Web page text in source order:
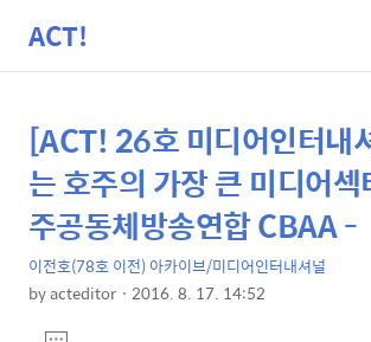
ACT!
상
세
컨
텐
츠
본
문
제
목
[ACT! 26호 미디어인터내
는 호주의 가장 큰 미디어
주공동체방송연합 CBAA -
이전호(78호 이전) 아카이브/미디어인터내셔널
byacteditor 2016. 8. 17. 14:52
댓